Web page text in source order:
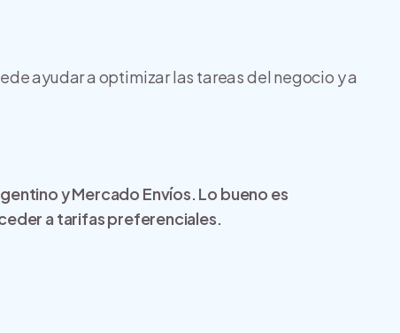
ayudar a optimizar las tareas del negocio y a
y Mercado Envíos. Lo bueno es
a tarifas preferenciales.